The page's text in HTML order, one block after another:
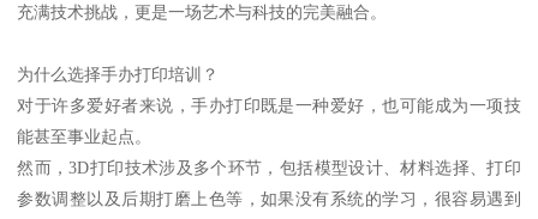
充满技术挑战，更是一场艺术与科技的完美融合。
为什么选择手办打印培训？
对于许多爱好者来说，手办打印既是一种爱好，也可能成为一项技
能甚至事业起点。
然而，3D打印技术涉及多个环节，包括模型设计、材料选择、打印
参数调整以及后期打磨上色等，如果没有系统的学习，很容易遇到